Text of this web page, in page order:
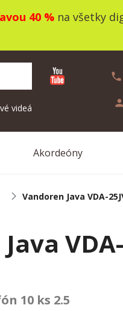
40 %na všetky
phone
person
videá
Akordeóny
Vandoren Java VDA-
VDA-
10 ks 2.5